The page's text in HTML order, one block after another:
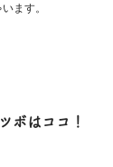
ます。
ボはココ！